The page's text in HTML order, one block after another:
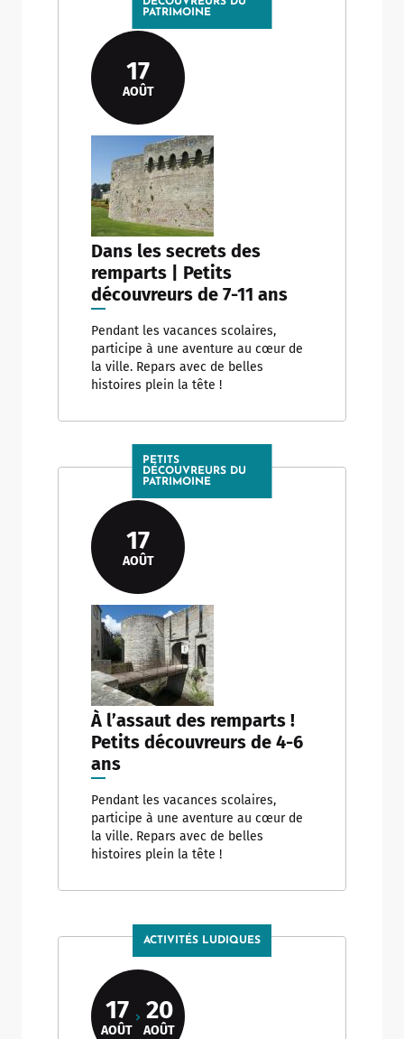
PATRIMOINE
17
AOÛT
Dans les secrets des
remparts | Petits
découvreurs de 7-11 ans
Pendant les vacances scolaires,
participe à une aventure au cœur de
la ville. Repars avec de belles
histoires plein la tête !
PETITS
DÉCOUVREURS DU
PATRIMOINE
17
AOÛT
À l’assaut des remparts !
Petits découvreurs de 4-6
ans
Pendant les vacances scolaires,
participe à une aventure au cœur de
la ville. Repars avec de belles
histoires plein la tête !
ACTIVITÉS LUDIQUES
17
AOÛT
20
AOÛT